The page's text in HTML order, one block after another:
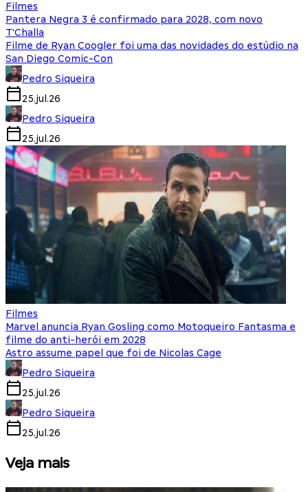
Filmes
Pantera Negra 3 é confirmado para 2028, com novo
T'Challa
Filme de Ryan Coogler foi uma das novidades do estúdio na
San Diego Comic-Con
Pedro Siqueira
25.jul.26
Pedro Siqueira
25.jul.26
Filmes
Marvel anuncia Ryan Gosling como Motoqueiro Fantasma e
filme do anti-herói em 2028
Astro assume papel que foi de Nicolas Cage
Pedro Siqueira
25.jul.26
Pedro Siqueira
25.jul.26
Veja mais